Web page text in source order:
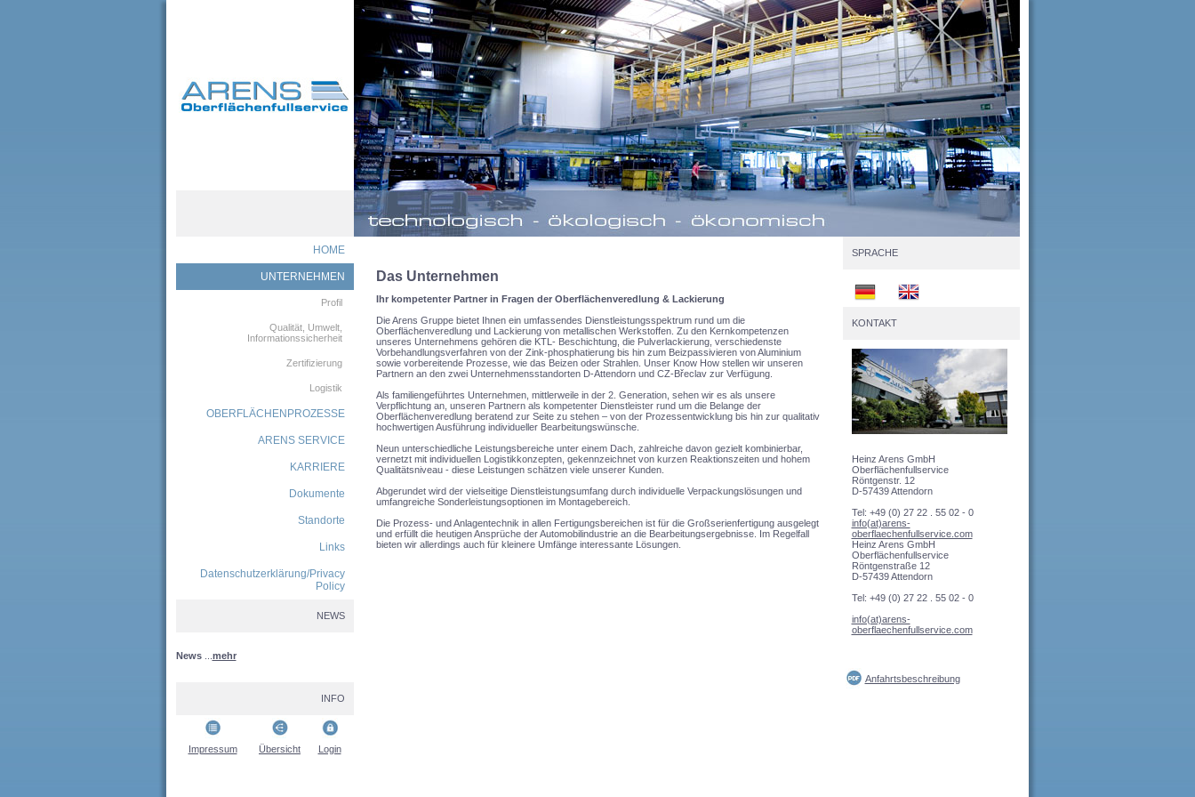
HOME
UNTERNEHMEN
Profil
Qualität, Umwelt,
Informationssicherheit
Zertifizierung
Logistik
OBERFLÄCHENPROZESSE
ARENS SERVICE
KARRIERE
Dokumente
Standorte
Links
Datenschutzerklärung/Privacy
Policy
NEWS
News mehr
INFO
Impressum Übersicht Login
Das Unternehmen
Ihr kompetenter Partner in Fragen der Oberflächenveredlung & Lackierung
Die Arens Gruppe bietet Ihnen ein umfassendes Dienstleistungsspektrum rund um die
Oberflächenveredlung und Lackierung von metallischen Werkstoffen. Zu den Kernkompetenzen
unseres Unternehmens gehören die KTL- Beschichtung, die Pulverlackierung, verschiedenste
Vorbehandlungsverfahren von der Zink-phosphatierung bis hin zum Beizpassivieren von Aluminium
sowie vorbereitende Prozesse, wie das Beizen oder Strahlen. Unser Know How stellen wir unseren
Partnern an den zwei Unternehmensstandorten D-Attendorn und CZ-Břeclav zur Verfügung.
Als familiengeführtes Unternehmen, mittlerweile in der 2. Generation, sehen wir es als unsere
Verpflichtung an, unseren Partnern als kompetenter Dienstleister rund um die Belange der
Oberflächenveredlung beratend zur Seite zu stehen – von der Prozessentwicklung bis hin zur qualitativ
hochwertigen Ausführung individueller Bearbeitungswünsche.
Neun unterschiedliche Leistungsbereiche unter einem Dach, zahlreiche davon gezielt kombinierbar,
vernetzt mit individuellen Logistikkonzepten, gekennzeichnet von kurzen Reaktionszeiten und hohem
Qualitätsniveau - diese Leistungen schätzen viele unserer Kunden.
Abgerundet wird der vielseitige Dienstleistungsumfang durch individuelle Verpackungslösungen und
umfangreiche Sonderleistungsoptionen im Montagebereich.
Die Prozess- und Anlagentechnik in allen Fertigungsbereichen ist für die Großserienfertigung ausgelegt
und erfüllt die heutigen Ansprüche der Automobilindustrie an die Bearbeitungsergebnisse. Im Regelfall
bieten wir allerdings auch für kleinere Umfänge interessante Lösungen.
SPRACHE
KONTAKT
Heinz Arens GmbH
Oberflächenfullservice
Röntgenstr. 12
D-57439 Attendorn
Tel: +49 (0) 27 22 . 55 02 - 0
info(at)arens-
oberflaechenfullservice.com
Heinz Arens GmbH
Oberflächenfullservice
Röntgenstraße 12
D-57439 Attendorn
Tel: +49 (0) 27 22 . 55 02 - 0
info(at)arens-
oberflaechenfullservice.com
Anfahrtsbeschreibung